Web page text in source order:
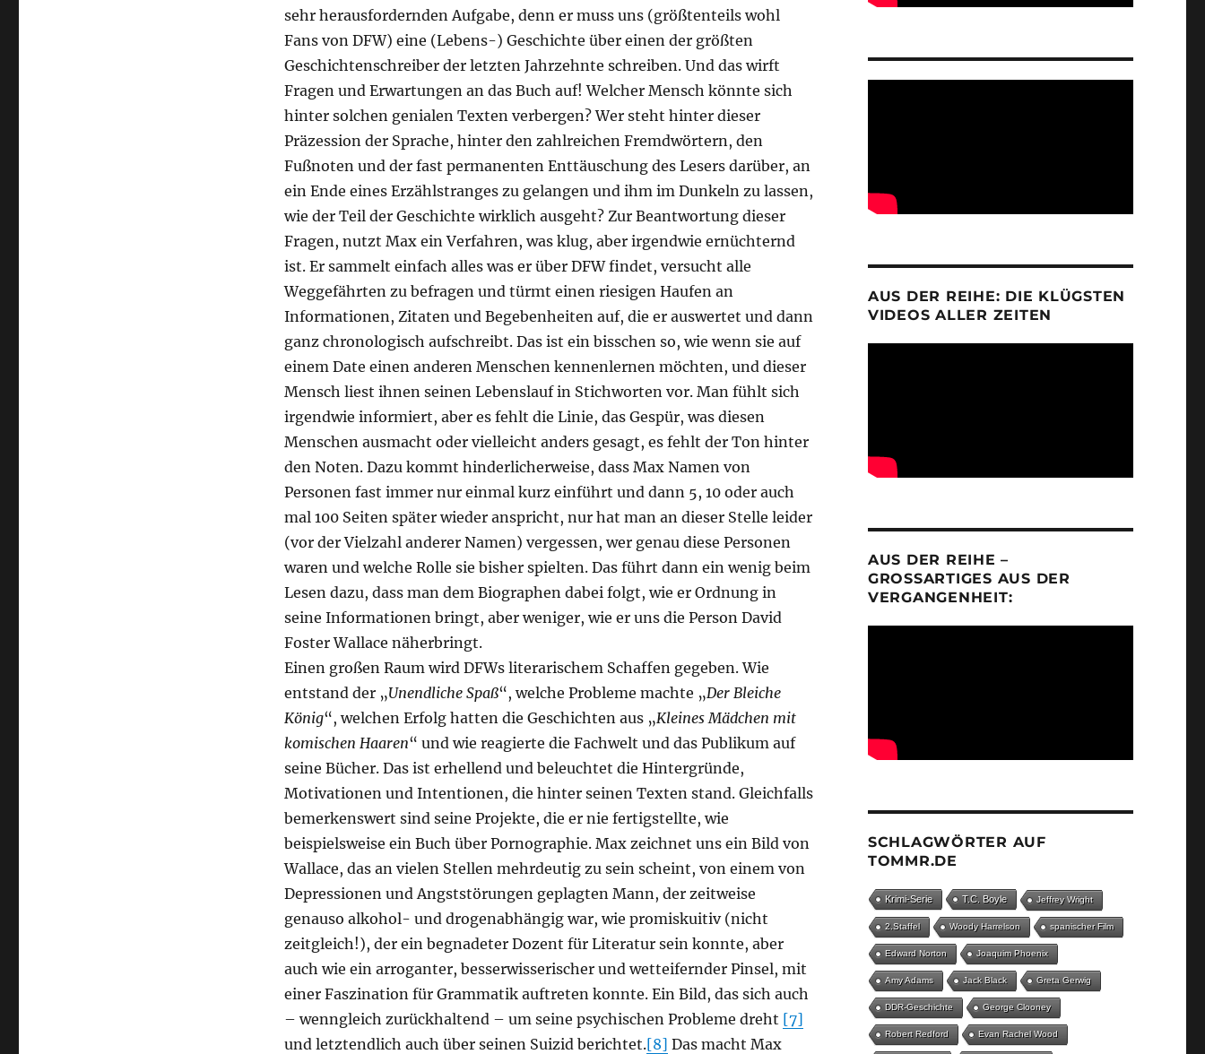
sehr herausfordernden Aufgabe, denn er muss uns (größtenteils wohl
Fans von DFW) eine (Lebens-) Geschichte über einen der größten
Geschichtenschreiber der letzten Jahrzehnte schreiben. Und das wirft
Fragen und Erwartungen an das Buch auf! Welcher Mensch könnte sich
hinter solchen genialen Texten verbergen? Wer steht hinter dieser
Präzession der Sprache, hinter den zahlreichen Fremdwörtern, den
Fußnoten und der fast permanenten Enttäuschung des Lesers darüber, an
ein Ende eines Erzählstranges zu gelangen und ihm im Dunkeln zu lassen,
wie der Teil der Geschichte wirklich ausgeht? Zur Beantwortung dieser
Fragen, nutzt Max ein Verfahren, was klug, aber irgendwie ernüchternd
ist. Er sammelt einfach alles was er über DFW findet, versucht alle
Weggefährten zu befragen und türmt einen riesigen Haufen an
Informationen, Zitaten und Begebenheiten auf, die er auswertet und dann
ganz chronologisch aufschreibt. Das ist ein bisschen so, wie wenn sie auf
einem Date einen anderen Menschen kennenlernen möchten, und dieser
Mensch liest ihnen seinen Lebenslauf in Stichworten vor. Man fühlt sich
irgendwie informiert, aber es fehlt die Linie, das Gespür, was diesen
Menschen ausmacht oder vielleicht anders gesagt, es fehlt der Ton hinter
den Noten. Dazu kommt hinderlicherweise, dass Max Namen von
Personen fast immer nur einmal kurz einführt und dann 5, 10 oder auch
mal 100 Seiten später wieder anspricht, nur hat man an dieser Stelle leider
(vor der Vielzahl anderer Namen) vergessen, wer genau diese Personen
waren und welche Rolle sie bisher spielten. Das führt dann ein wenig beim
Lesen dazu, dass man dem Biographen dabei folgt, wie er Ordnung in
seine Informationen bringt, aber weniger, wie er uns die Person David
Foster Wallace näherbringt.
Einen großen Raum wird DFWs literarischem Schaffen gegeben. Wie
entstand der „Unendliche Spaß“, welche Probleme machte „Der Bleiche
König“, welchen Erfolg hatten die Geschichten aus „Kleines Mädchen mit
komischen Haaren“ und wie reagierte die Fachwelt und das Publikum auf
seine Bücher. Das ist erhellend und beleuchtet die Hintergründe,
Motivationen und Intentionen, die hinter seinen Texten stand. Gleichfalls
bemerkenswert sind seine Projekte, die er nie fertigstellte, wie
beispielsweise ein Buch über Pornographie. Max zeichnet uns ein Bild von
Wallace, das an vielen Stellen mehrdeutig zu sein scheint, von einem von
Depressionen und Angststörungen geplagten Mann, der zeitweise
genauso alkohol- und drogenabhängig war, wie promiskuitiv (nicht
zeitgleich!), der ein begnadeter Dozent für Literatur sein konnte, aber
auch wie ein arroganter, besserwisserischer und wetteifernder Pinsel, mit
einer Faszination für Grammatik auftreten konnte. Ein Bild, das sich auch
– wenngleich zurückhaltend – um seine psychischen Probleme dreht [7]
und letztendlich auch über seinen Suizid berichtet.[8] Das macht Max
AUS DER REIHE: DIE KLÜGSTEN
VIDEOS ALLER ZEITEN
AUS DER REIHE –
GROSSARTIGES AUS DER V
ERGANGENHEIT:
SCHLAGWÖRTER AUF
TOMMR.DE
Krimi-Serie T.C. Boyle Jeffrey Wright
2.Staffel Woody Harrelson spanischer Film
Edward Norton Joaquim Phoenix
Amy Adams Jack Black Greta Gerwig
DDR-Geschichte George Clooney
Robert Redford Evan Rachel Wood